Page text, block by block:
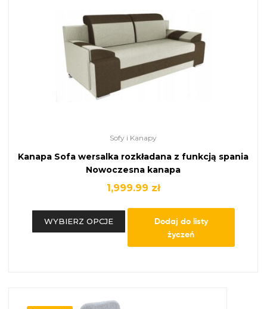
Sofy i Kanapy
Kanapa Sofa wersalka rozkładana z funkcją spania
Nowoczesna kanapa
1,999.99 zł
WYBIERZ OPCJE
Dodaj do listy
życzeń